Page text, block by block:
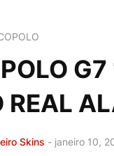
REAL
Skins - janeiro 10,